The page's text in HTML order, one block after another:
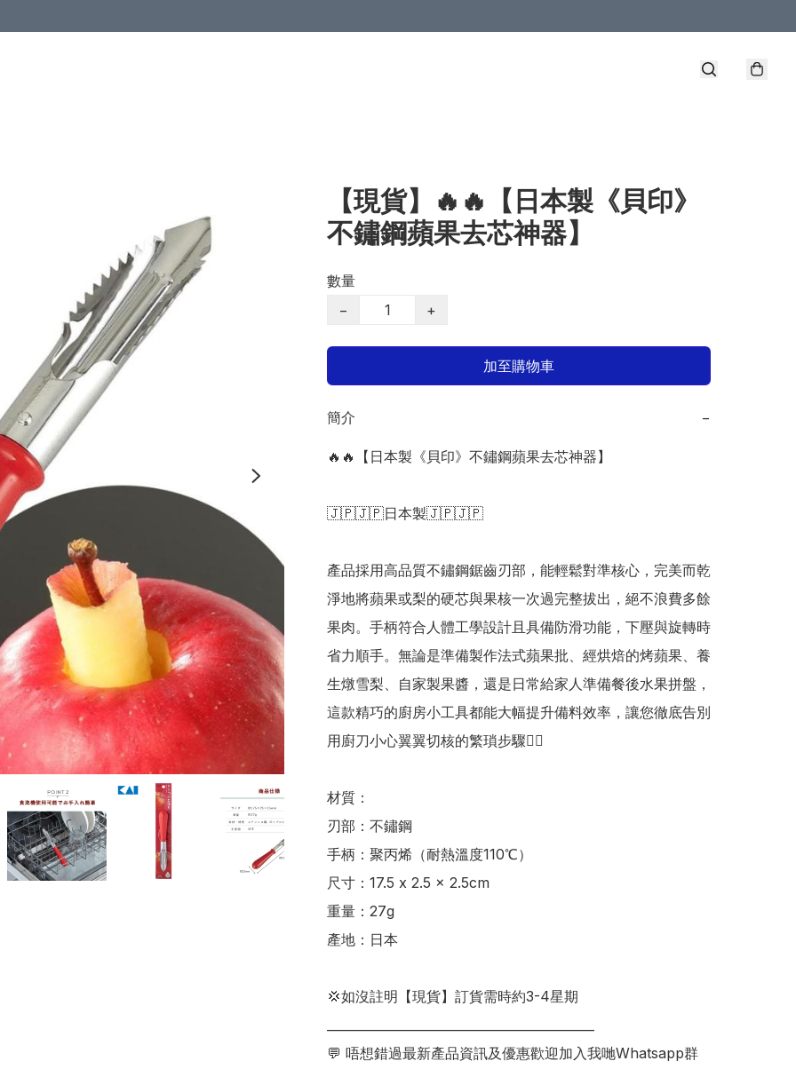
【現貨】🔥🔥【日本製《貝印》
不鏽鋼蘋果去芯神器】
數量
−
+
加至購物車
簡介 −
🔥🔥【日本製《貝印》不鏽鋼蘋果去芯神器】
🇯🇵🇯🇵日本製🇯🇵🇯🇵
產品採用高品質不鏽鋼鋸齒刃部，能輕鬆對準核心，完美而乾
淨地將蘋果或梨的硬芯與果核一次過完整拔出，絕不浪費多餘
果肉。手柄符合人體工學設計且具備防滑功能，下壓與旋轉時
省力順手。無論是準備製作法式蘋果批、經烘焙的烤蘋果、養
生燉雪梨、自家製果醬，還是日常給家人準備餐後水果拼盤，
這款精巧的廚房小工具都能大幅提升備料效率，讓您徹底告別
用廚刀小心翼翼切核的繁瑣步驟👍🏻
材質：
刃部：不鏽鋼
手柄：聚丙烯（耐熱溫度110℃）
尺寸：17.5 x 2.5 x 2.5cm
重量：27g
產地：日本
💢如沒註明【現貨】訂貨需時約3-4星期
💬 唔想錯過最新產品資訊及優惠歡迎加入我哋Whatsapp群